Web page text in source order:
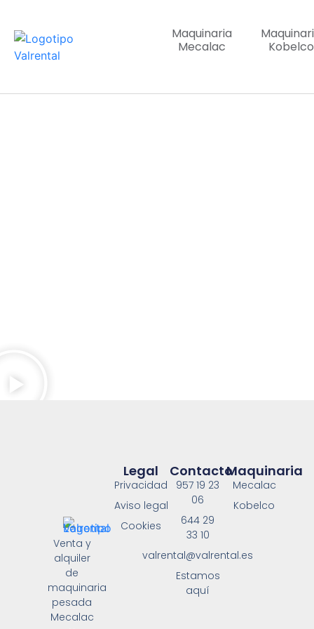
Maquinaria
Mecalac
Kobelco
Venta y
alquiler
de
maquinaria
pesada
Mecalac
Contacto
957 19 23
06
644 29
33 10
valrental@valrental.es
Estamos
aquí
Legal
Privacidad
Aviso legal
Cookies
Maquinaria
Mecalac
Kobelco